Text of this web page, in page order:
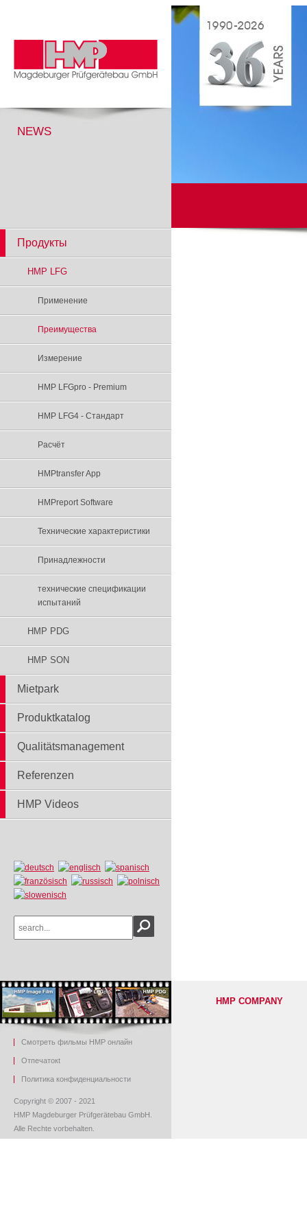
NEWS
Продукты
HMP LFG
Применение
Преимуществa
Измерение
HMP LFGpro - Premium
HMP LFG4 - Стандарт
Расчёт
HMPtransfer App
HMPreport Software
Технические характеристики
Принадлежности
технические спецификации
испытаний
HMP PDG
HMP SON
Mietpark
Produktkatalog
Qualitätsmanagement
Referenzen
HMP Videos
Смотреть фильмы HMP онлайн
Oтпечатокt
Политика конфиденциальности
Copyright © 2007 - 2021
HMP Magdeburger Prüfgerätebau GmbH.
Alle Rechte vorbehalten.
HMP COMPANY